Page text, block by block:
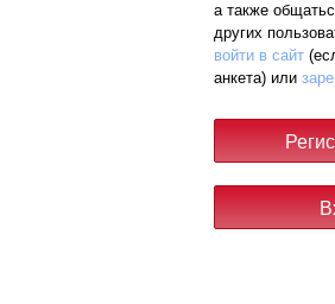
а также
других
войти в сайт
анкета) или